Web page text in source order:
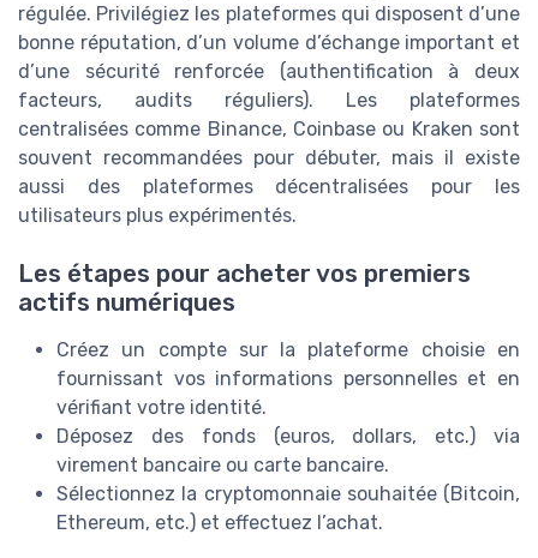
régulée. Privilégiez les plateformes qui disposent d’une
bonne réputation, d’un volume d’échange important et
d’une sécurité renforcée (authentification à deux
facteurs, audits réguliers). Les plateformes
centralisées comme Binance, Coinbase ou Kraken sont
souvent recommandées pour débuter, mais il existe
aussi des plateformes décentralisées pour les
utilisateurs plus expérimentés.
Les étapes pour acheter vos premiers
actifs numériques
Créez un compte sur la plateforme choisie en
fournissant vos informations personnelles et en
vérifiant votre identité.
Déposez des fonds (euros, dollars, etc.) via
virement bancaire ou carte bancaire.
Sélectionnez la cryptomonnaie souhaitée (Bitcoin,
Ethereum, etc.) et effectuez l’achat.